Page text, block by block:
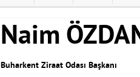
Naim
Buharkent Ziraat Odası Başkanı